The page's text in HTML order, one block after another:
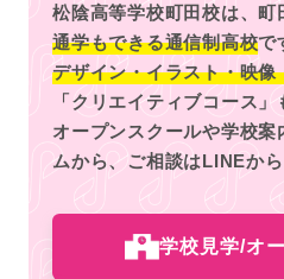
松陰高等学校町田校は、町
通学もできる通信制高校で
デザイン・イラスト・映像
「クリエイティブコース」
オープンスクールや学校
ムから、ご相談はLINEから
学校見学/オ